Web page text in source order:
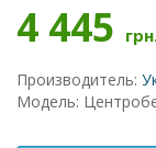
4 445
Производитель:
Модель: